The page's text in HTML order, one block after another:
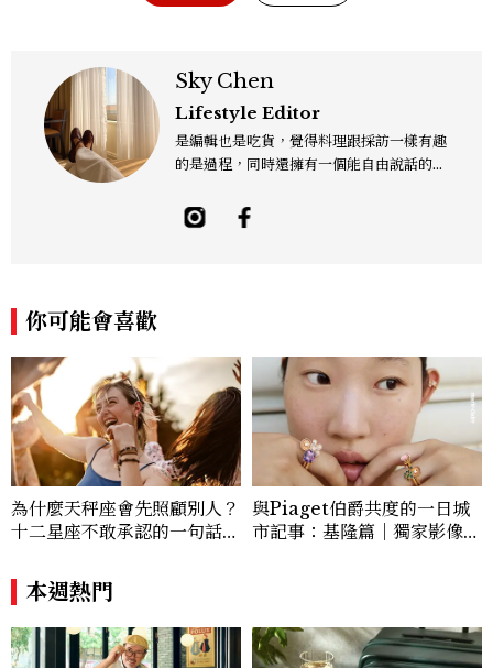
Sky Chen
Lifestyle Editor
是編輯也是吃貨，覺得料理跟採訪一樣有趣
的是過程，同時還擁有一個能自由說話的地
誌與數位平台，主要企劃與撰寫美食、美
酒、設計與旅遊文化，作品有風格空間、主
你可能會喜歡
為什麼天秤座會先照顧別人？
十二星座不敢承認的一句話，
之後想很久
與Piaget伯爵共度的一日城
市記事：基隆篇｜獨家影像故
本週熱門